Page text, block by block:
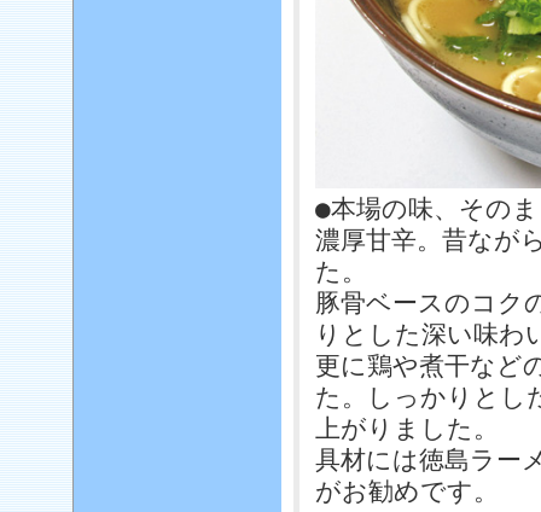
●本場の味、その
濃厚甘辛。昔なが
た。
豚骨ベースのコク
りとした深い味わ
更に鶏や煮干など
た。しっかりとし
上がりました。
具材には徳島ラー
がお勧めです。